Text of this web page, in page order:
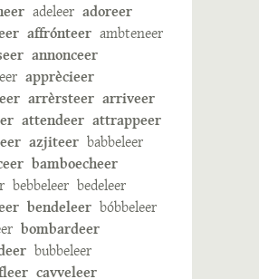
adeleer adoreer
affrónteer ambteneer
annonceer
apprècieer
arrèrsteer arriveer
attendeer attrappeer
azjiteer babbeleer
bamboecheer
bebbeleer bedeleer
bendeleer bóbbeleer
bombardeer
bubbeleer
cavveleer